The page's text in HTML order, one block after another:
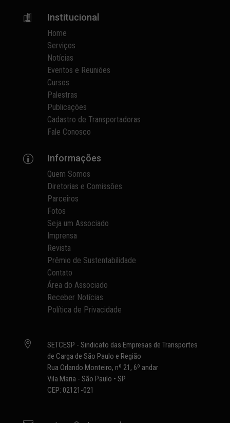
 Institucional
Home
Serviços
Notícias
Eventos e Reuniões
Cursos
Palestras
Publicações
Cadastro de Transportadoras
Fale Conosco
p Informações
Quem Somos
Diretorias e Comissões
Parceiros
Fotos
Seja um Associado
Imprensa
Revista
Prêmio de Sustentabilidade
Contato
Área do Associado
Receber Notícias
Política de Privacidade

SETCESP - Sindicato das Empresas de Transportes
de Carga de São Paulo e Região
Rua Orlando Monteiro, nº 21, 6º andar
Vila Maria - São Paulo • SP
CEP: 02121-021